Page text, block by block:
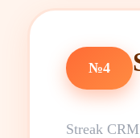
№4
Streak